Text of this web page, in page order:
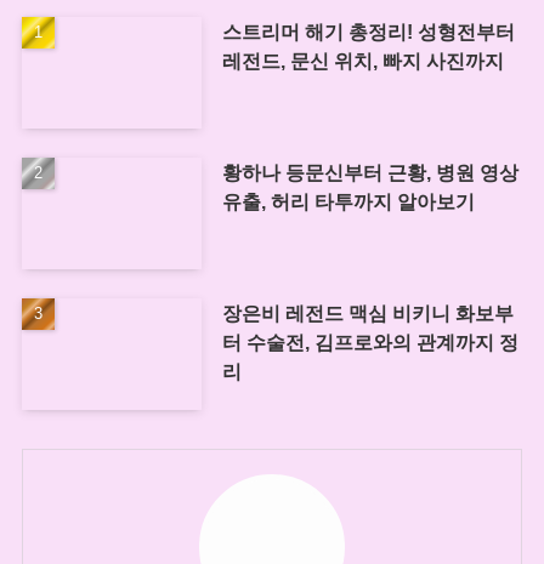
스트리머 해기 총정리! 성형전부터
레전드, 문신 위치, 빠지 사진까지
황하나 등문신부터 근황, 병원 영상
유출, 허리 타투까지 알아보기
장은비 레전드 맥심 비키니 화보부
터 수술전, 김프로와의 관계까지 정
리